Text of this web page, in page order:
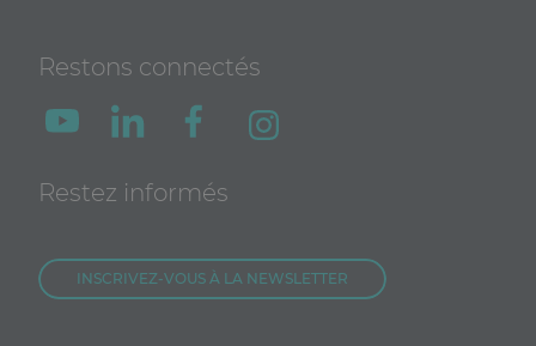
Restons connectés
Restez informés
INSCRIVEZ-VOUS À LA NEWSLETTER